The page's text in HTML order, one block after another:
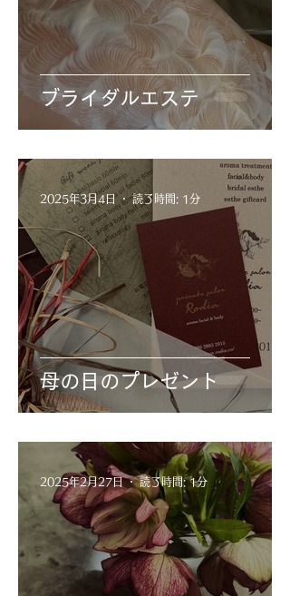
ブライダルエステ
母の日のプレゼント
2025年3月4日 読了時間: 1分
2025年2月27日 読了時間: 1分